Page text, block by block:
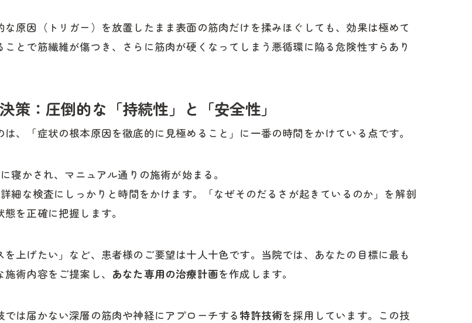
原因（トリガー）を放置したまま表面の筋肉だけを揉みほぐしても、効果は極めて
とで筋繊維が傷つき、さらに筋肉が硬くなってしまう悪循環に陥る危険性すらあり
策：圧倒的な「持続性」と「安全性」
、「症状の根本原因を徹底的に見極めること」に一番の時間をかけている点です。
寝かされ、マニュアル通りの施術が始まる。
細な検査にしっかりと時間をかけます。「なぜそのだるさが起きているのか」を解剖
を正確に把握します。
上げたい」など、患者様のご要望は十人十色です。当院では、あなたの目標に最も
術内容をご提案し、 あなた専用の治療計画を作成します。
は届かない深層の筋肉や神経にアプローチする特許技術を採用しています。この技